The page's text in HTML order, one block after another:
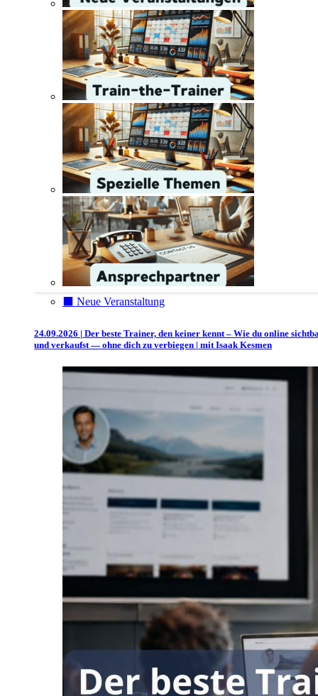
⬛️ Neue Veranstaltung
24.09.2026 | Der beste Trainer, den keiner kennt – Wie du online
und verkaufst — ohne dich zu verbiegen | mit Isaak Kesmen